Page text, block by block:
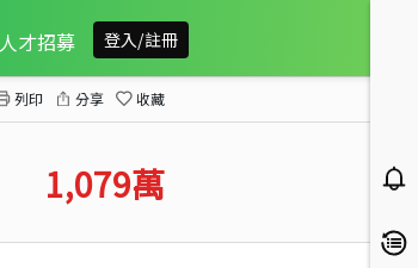
人才招募 登入/註冊
列印 分享 收藏
1,079萬